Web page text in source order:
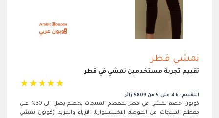
نمشي قطر
تقييم تجربة مستخدمين نمشي في قطر
☆ ☆ ☆ ☆ ☆
التقييم: 4.6 على 5 من 5809 زائر
كوبون خصم نمشي في قطر لمعظم المنتجات بخصم يصل الى 30% على
معظم المنتجات من الموضة, الاكسسوارتا, الازياء والمزيد (كوبون نمشي